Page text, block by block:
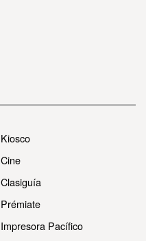
Kiosco
Cine
Clasiguía
Prémiate
Impresora Pacífico